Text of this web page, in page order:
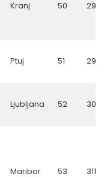
Kranj 50
Ptuj 51 29795
Ljubljana 52
Maribor 53 31142